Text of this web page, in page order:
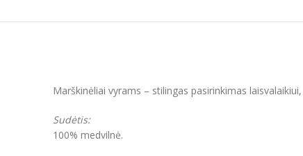
Marškinėliai vyrams – stilingas pasirinkimas
Sudėtis:
100% medvilnė.